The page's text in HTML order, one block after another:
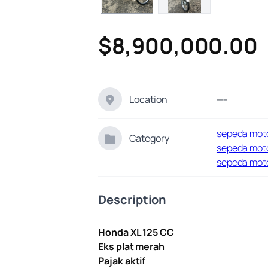
$8,900,000.00
Location —-
Category sepeda
sepeda
sepeda
Description
Honda XL 125 CC
Eks plat merah
Pajak aktif